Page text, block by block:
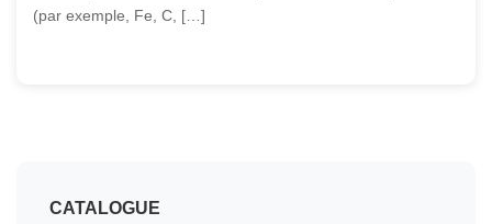
CATALOGUE
(par exemple, Fe, C, […]